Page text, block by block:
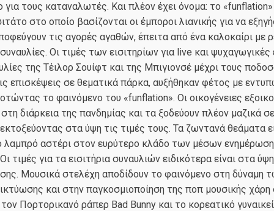
τους καταναλωτές. Και πλέον έχει όνομα: τo «funflation»
στο οποίο βασίζονται οι έμποροι λιανικής για να
τις αγορές αγαθών, έπειτα από ένα καλοκαίρι με
Οι τιμές των εισιτηρίων για live και
της Tέιλορ Σουίφτ και της Μπιγιονσέ μέχρι τους
επισκέψεις σε θεματικά πάρκα, αυξήθηκαν φέτος με
το φαινόμενο του «funflation». Οι οικογένειες
διάρκεια της πανδημίας και τα ξοδεύουν πλέον μαζικά
στα ύψη τις τιμές τους. Τα ζωντανά θεάματα
λαμπρό αστέρι στον ευρύτερο κλάδο των μέσων
τιμές για τα εισιτήρια συναυλιών ειδικότερα είναι στα
Μουσικά στελέχη αποδίδουν το φαινόμενο στη δύναμη
και στην παγκοσμιοποίηση της ποπ μουσικής χάρη
Πορτορικανό ράπερ Bad Bunny και το κορεατικό